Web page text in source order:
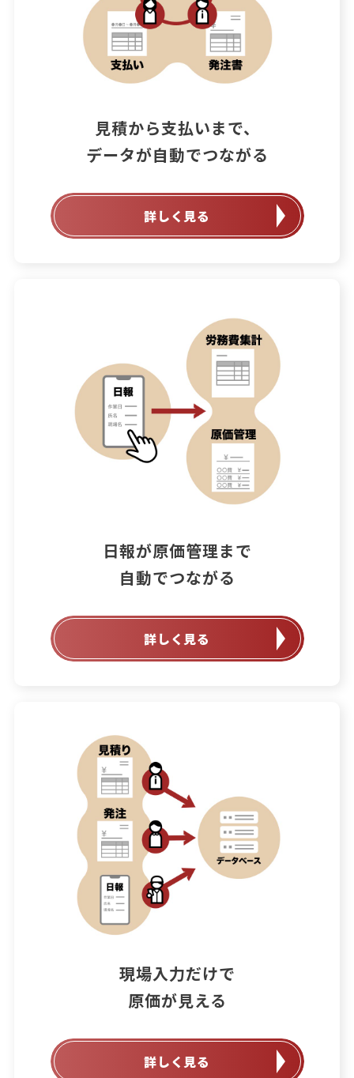
見積から支払いまで、
データが自動でつながる
詳しく見る
日報が原価管理まで
自動でつながる
詳しく見る
現場入力だけで
原価が見える
詳しく見る